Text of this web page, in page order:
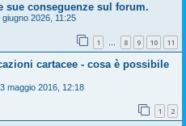
sue conseguenze sul forum.
giugno 2026, 11:25
1 … 8 9 10 11
cartacee - cosa è possibile
3 maggio 2016, 12:18
1 2